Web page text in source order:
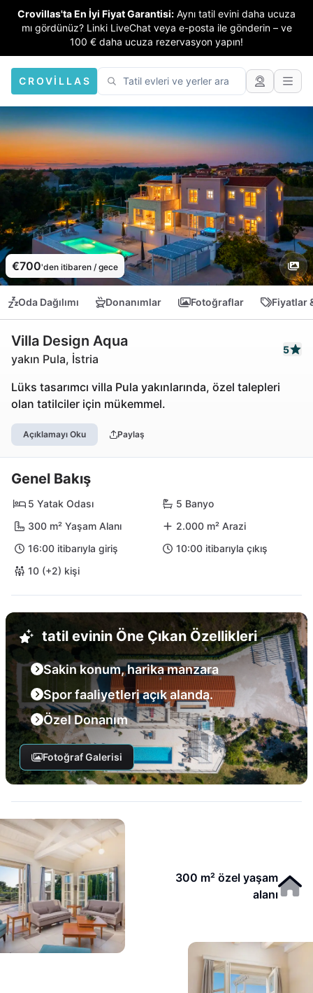
Crovillas'ta En İyi Fiyat Garantisi: Aynı tatil evini daha ucuza
mı gördünüz? Linki LiveChat veya e-posta ile gönderin – ve
100 € daha ucuza rezervasyon yapın!
CROVILLAS
€700'den itibaren / gece
Oda Dağılımı Donanımlar Fotoğraflar Fiyatlar
Villa Design Aqua
yakın Pula, İstria
5
Lüks tasarımcı villa Pula yakınlarında, özel talepleri
olan tatilciler için mükemmel.
Açıklamayı Oku Paylaş
Genel Bakış
5 Yatak Odası
5 Banyo
300 m² Yaşam Alanı
2.000 m² Arazi
16:00 itibarıyla giriş
10:00 itibarıyla çıkış
10 (+2) kişi
tatil evinin Öne Çıkan Özellikleri
Sakin konum, harika manzara
Spor faaliyetleri açık alanda.
Özel Donanım
Fotoğraf Galerisi
300 m² özel yaşam
alanı